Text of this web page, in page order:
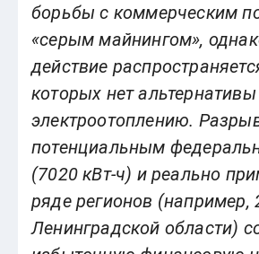
борьбы с коммерческим
«серым майнингом»,
действие
которых нет альтернативы
электроотоплению.
потенциальным
(7020 кВт-ч) и реально
ряде регионов (например,
Ленинградской области)